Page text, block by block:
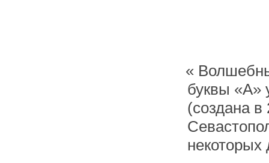
«
буквы «А»
(создана в